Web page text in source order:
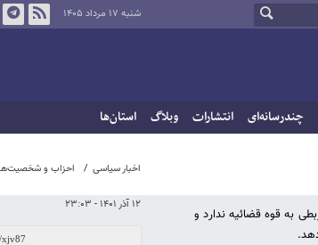
شنبه ۱۷ مرداد ۱۴۰۵
چندرسانه‌ای انتشارات وبلاگ استان‌ها
اخبار سیاسی احزاب و
۱۲ آذر ۱۴۰۱ - ۲۳:۰۳
به قوه قضائیه ندارد و